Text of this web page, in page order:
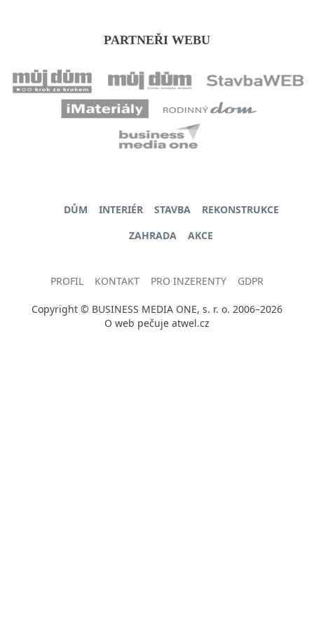
PARTNEŘI WEBU
DŮM INTERIÉR STAVBA
REKONSTRUKCE
ZAHRADA
AKCE
PROFIL KONTAKT PRO INZERENTY GDPR
Copyright © BUSINESS MEDIA ONE, s. r. o. 2006–2026